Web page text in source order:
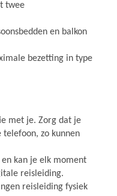
twee
en balkon
bezetting in type
met je. Zorg dat je
zo kunnen
kan je elk moment
reisleiding.
reisleiding fysiek